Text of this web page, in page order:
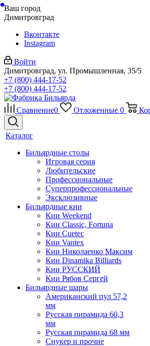
Ваш город
Димитровград
Вконтакте
Instagram
Войти
Димитровград, ул. Промышленная, 35/5
+7 (800) 444-17-52
+7 (800) 444-17-52
Сравнение0 Отложенные 0
Каталог
Бильярдные столы
Игровая серия
Любительские
Профессиональные
Суперпрофессиональные
Эксклюзивные
Бильярдные кии
Кии Weekend
Кии Classic, Fortuna
Кии Cuetec
Кии Vantex
Кии Николаенко Максим
Кии Dinamika Billiards
Кии РУССКИЙ
Кии Рябов Сергей
Бильярдные шары
Американский пул 57,2
мм
Русская пирамида 60,3
мм
Русская пирамида 68 мм
Снукер и прочие